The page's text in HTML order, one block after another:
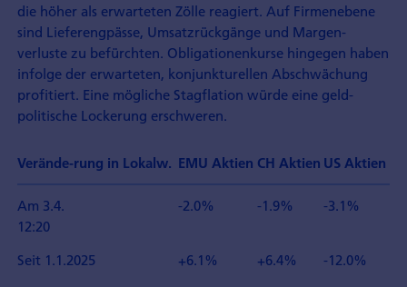
die höher als erwarteten Zölle reagiert. Auf Firmenebene
sind Liefer­engpässe, Umsatz­rückgänge und Margen­
verluste zu befürchten. Obligationen­kurse hingegen haben
infolge der erwarteten, konjunkturellen Abschwächung
profitiert. Eine mögliche Stagflation würde eine geld­
politische Lockerung erschweren.
Verände-rung in Lokalw. EMU Aktien CH Aktien US Aktien
Am 3.4.
12:20
-2.0% -1.9% -3.1%
Seit 1.1.2025 +6.1% +6.4% -12.0%